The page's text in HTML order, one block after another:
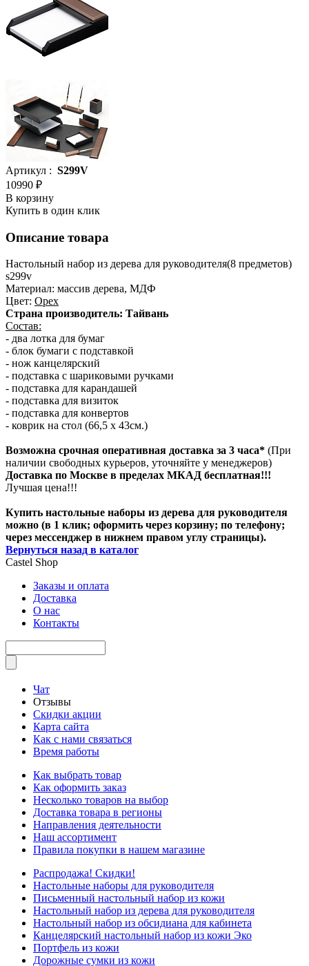
Артикул : S299V
10990 ₽
В корзину
Купить в один клик
Описание товара
Настольный набор из дерева для руководителя(8 предметов)
s299v
Материал: массив дерева, МДФ
Цвет: Орех
Страна производитель: Тайвань
Состав:
- два лотка для бумаг
- блок бумаги с подставкой
- нож канцелярский
- подставка с шариковыми ручками
- подставка для карандашей
- подставка для визиток
- подставка для конвертов
- коврик на стол (66,5 х 43см.)
Возможна срочная оперативная доставка за 3 часа* (При
наличии свободных курьеров, уточняйте у менеджеров)
Доставка по Москве в пределах МКАД бесплатная!!!
Лучшая цена!!!
Купить настольные наборы из дерева для руководителя
можно (в 1 клик; оформить через корзину; по телефону;
через мессенджер в нижнем правом углу страницы).
Вернуться назад в каталог
Castel Shop
Заказы и оплата
Доставка
О нас
Контакты
Чат
Отзывы
Скидки акции
Карта сайта
Как с нами связаться
Время работы
Как выбрать товар
Как оформить заказ
Несколько товаров на выбор
Доставка товара в регионы
Направления деятельности
Наш ассортимент
Правила покупки в нашем магазине
Распродажа! Скидки!
Настольные наборы для руководителя
Письменный настольный набор из кожи
Настольный набор из дерева для руководителя
Настольный набор из обсидиана для кабинета
Канцелярский настольный набор из кожи Эко
Портфель из кожи
Дорожные сумки из кожи